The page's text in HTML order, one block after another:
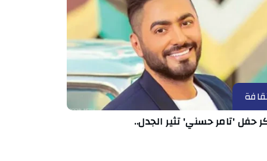
حفل 'تامر حسني' تثير الجدل..